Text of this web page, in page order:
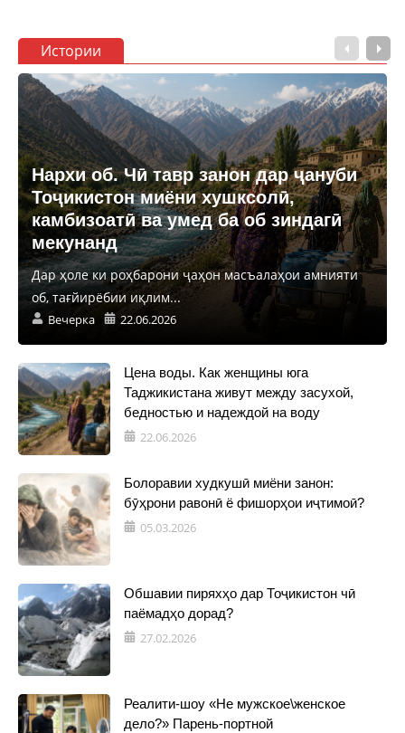
Истории
Нархи об. Чӣ тавр занон дар ҷануби
Тоҷикистон миёни хушксолӣ,
камбизоатӣ ва умед ба об зиндагӣ
мекунанд
Дар ҳоле ки роҳбарони ҷаҳон масъалаҳои амнияти
об, тағйирёбии иқлим...
Вечерка 22.06.2026
Цена воды. Как женщины юга
Таджикистана живут между засухой,
бедностью и надеждой на воду
22.06.2026
Болоравии худкушӣ миёни занон:
бӯҳрони равонӣ ё фишорҳои иҷтимоӣ?
05.03.2026
Обшавии пиряхҳо дар Тоҷикистон чӣ
паёмадҳо дорад?
27.02.2026
Реалити-шоу «Не мужское\женское
дело?» Парень-портной